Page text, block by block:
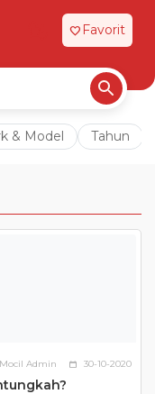
favorite Favorit
& Model Tahun
Admin calendar_today 30-10-2020